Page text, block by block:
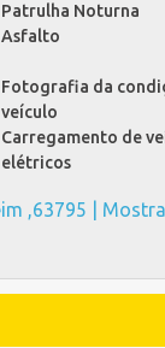
Patrulha Noturna
Asfalto
Fotografia da
veículo
Carregamento de
elétricos
,63795 |